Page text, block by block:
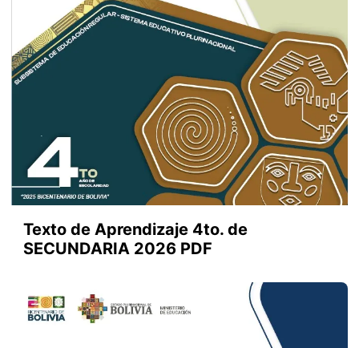
Texto de Aprendizaje 4to. de
SECUNDARIA 2026 PDF